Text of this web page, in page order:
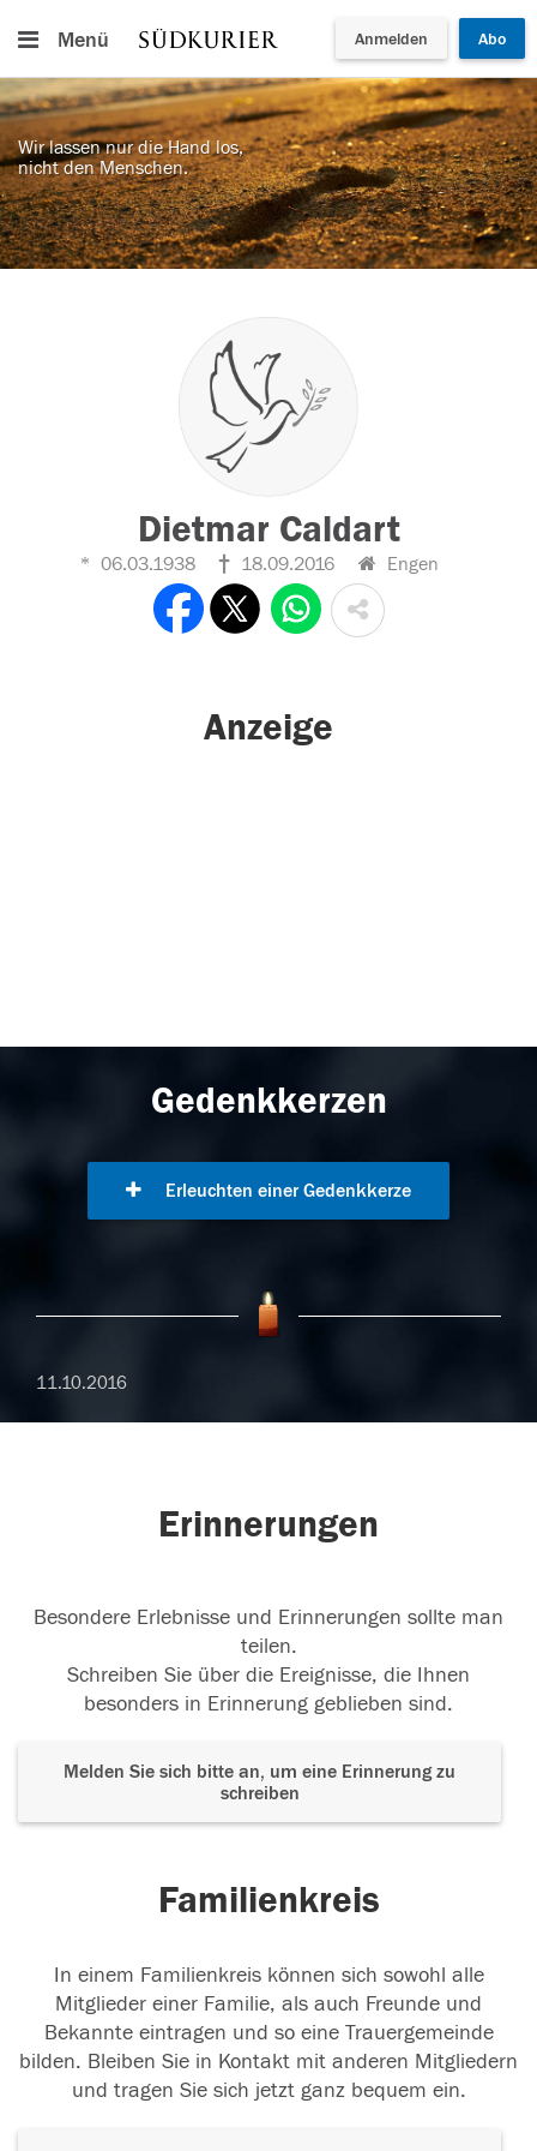
Menü Anmelden Abo
Wir lassen nur die Hand los,
nicht den Menschen.
Dietmar Caldart
06.03.1938 18.09.2016 Engen
Anzeige
Gedenkkerzen
Erleuchten einer Gedenkkerze
11.10.2016
Erinnerungen
Besondere Erlebnisse und Erinnerungen sollte man
teilen.
Schreiben Sie über die Ereignisse, die Ihnen
besonders in Erinnerung geblieben sind.
Melden Sie sich bitte an, um eine Erinnerung zu
schreiben
Familienkreis
In einem Familienkreis können sich sowohl alle
Mitglieder einer Familie, als auch Freunde und
Bekannte eintragen und so eine Trauergemeinde
bilden. Bleiben Sie in Kontakt mit anderen Mitgliedern
und tragen Sie sich jetzt ganz bequem ein.